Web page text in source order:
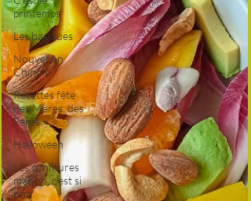
printemps
Les basiques
Nouvel An
Chinois
Recettes fête
des Mères, des
Pères
Halloween
Les confitures
maison, c'est si
bon